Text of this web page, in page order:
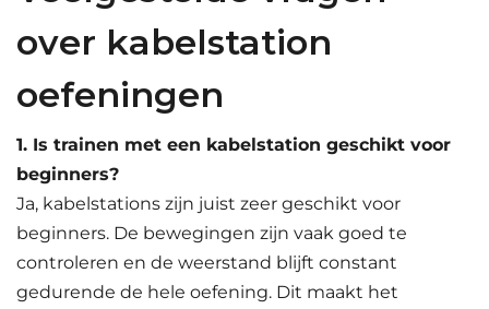
over kabelstation
oefeningen
1. Is trainen met een kabelstation geschikt voor
beginners?
Ja, kabelstations zijn juist zeer geschikt voor
beginners. De bewegingen zijn vaak goed te
controleren en de weerstand blijft constant
gedurende de hele oefening. Dit maakt het